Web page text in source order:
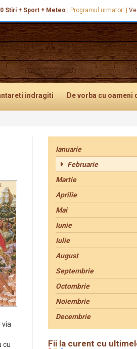
Stiri + Sport + Meteo Programul urmator:
indragiti De vorba cu oameni
via
cu
Ianuarie
Februarie
Martie
Aprilie
Mai
Iunie
Iulie
August
Septembrie
Octombrie
Noiembrie
Decembrie
Fii la curent cu